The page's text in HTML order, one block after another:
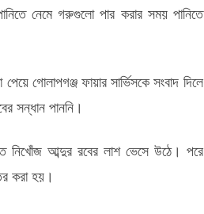
নেমে গরুগুলো পার করার সময় পানিতে
গোলাপগঞ্জ ফায়ার সার্ভিসকে সংবাদ দিলে
সন্ধান পাননি।
নিখোঁজ আব্দুর রবের লাশ ভেসে উঠে। পরে
করা হয়।